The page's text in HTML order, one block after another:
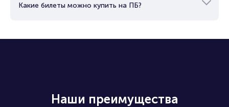
Какие билеты можно купить на ПБ?
Наши преимущества